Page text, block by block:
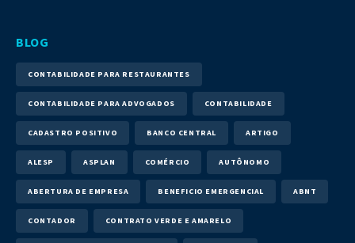
BLOG
CONTABILIDADE PARA RESTAURANTES
CONTABILIDADE PARA ADVOGADOS CONTABILIDADE
CADASTRO POSITIVO BANCO CENTRAL ARTIGO
ALESP ASPLAN COMÉRCIO AUTÔNOMO
ABERTURA DE EMPRESA BENEFICIO EMERGENCIAL ABNT
CONTADOR CONTRATO VERDE E AMARELO